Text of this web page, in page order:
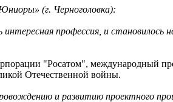
(г. Черноголовка):
профессия, и
"Росатом", международный
Отечественной войны.
и развитию проектного